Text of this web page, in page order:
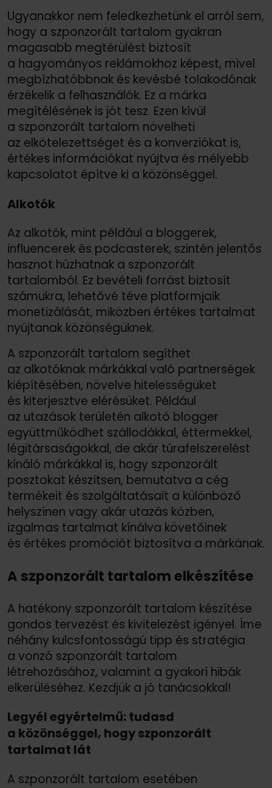
Ugyanakkor nem feledkezhetünk el arról sem,
hogy a szponzorált tartalom gyakran
magasabb megtérülést biztosít
a hagyományos reklámokhoz képest, mivel
megbízhatóbbnak és kevésbé tolakodónak
érzékelik a felhasználók. Ez a márka
megítélésének is jót tesz. Ezen kívül
a szponzorált tartalom növelheti
az elkötelezettséget és a konverziókat is,
értékes információkat nyújtva és mélyebb
kapcsolatot építve ki a közönséggel.
Alkotók
Az alkotók, mint például a bloggerek,
influencerek és podcasterek, szintén jelentős
hasznot húzhatnak a szponzorált
tartalomból. Ez bevételi forrást biztosít
számukra, lehetővé téve platformjaik
monetizálását, miközben értékes tartalmat
nyújtanak közönségüknek.
A szponzorált tartalom segíthet
az alkotóknak márkákkal való partnerségek
kiépítésében, növelve hitelességüket
és kiterjesztve elérésüket. Például
az utazások területén alkotó blogger
együttműködhet szállodákkal, éttermekkel,
légitársaságokkal, de akár túrafelszerelést
kínáló márkákkal is, hogy szponzorált
posztokat készítsen, bemutatva a cég
termékeit és szolgáltatásait a különböző
helyszínen vagy akár utazás közben,
izgalmas tartalmat kínálva követőinek
és értékes promóciót biztosítva a márkának.
A szponzorált tartalom elkészítése
A hatékony szponzorált tartalom készítése
gondos tervezést és kivitelezést igényel. Íme
néhány kulcsfontosságú tipp és stratégia
a vonzó szponzorált tartalom
létrehozásához, valamint a gyakori hibák
elkerüléséhez. Kezdjük a jó tanácsokkal!
Legyél egyértelmű: tudasd
a közönséggel, hogy szponzorált
tartalmat lát
A szponzorált tartalom esetében